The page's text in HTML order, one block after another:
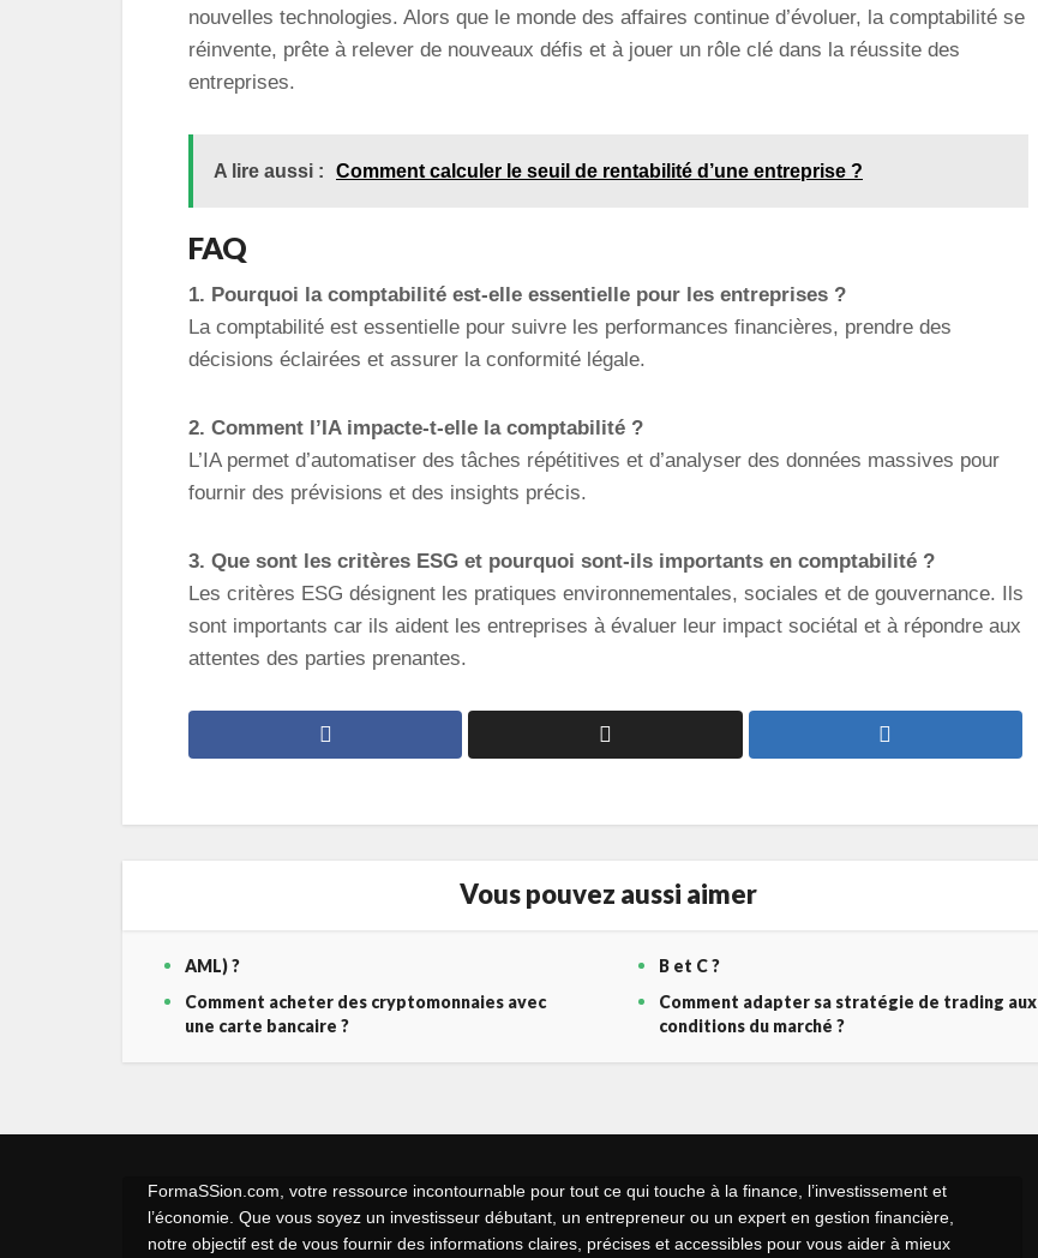
nouvelles technologies. Alors que le monde des affaires continue d’évoluer, la comptabilité se
réinvente, prête à relever de nouveaux défis et à jouer un rôle clé dans la réussite des
entreprises.
A lire aussi : Comment calculer le seuil de rentabilité d’une entreprise ?
FAQ
1. Pourquoi la comptabilité est-elle essentielle pour les entreprises ?
La comptabilité est essentielle pour suivre les performances financières, prendre des
décisions éclairées et assurer la conformité légale.
2. Comment l’IA impacte-t-elle la comptabilité ?
L’IA permet d’automatiser des tâches répétitives et d’analyser des données massives pour
fournir des prévisions et des insights précis.
3. Que sont les critères ESG et pourquoi sont-ils importants en comptabilité ?
Les critères ESG désignent les pratiques environnementales, sociales et de gouvernance. Ils
sont importants car ils aident les entreprises à évaluer leur impact sociétal et à répondre aux
attentes des parties prenantes.
Vous pouvez aussi aimer
AML) ?
B et C ?
Comment acheter des cryptomonnaies avec
une carte bancaire ?
Comment adapter sa stratégie de trading aux
conditions du marché ?
FormaSSion.com, votre ressource incontournable pour tout ce qui touche à la finance, l’investissement et
l’économie. Que vous soyez un investisseur débutant, un entrepreneur ou un expert en gestion financière,
notre objectif est de vous fournir des informations claires, précises et accessibles pour vous aider à mieux